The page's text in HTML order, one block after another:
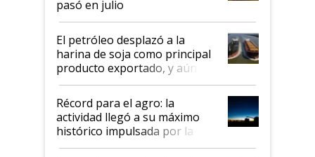
pasó en julio
El petróleo desplazó a la
harina de soja como principal
producto exportado, y aún así
el agro aportó casi seis de cada
diez dólares y sostuvo el
liderazgo en un semestre
récord
Récord para el agro: la
actividad llegó a su máximo
histórico impulsada por la
cosecha y las exportaciones